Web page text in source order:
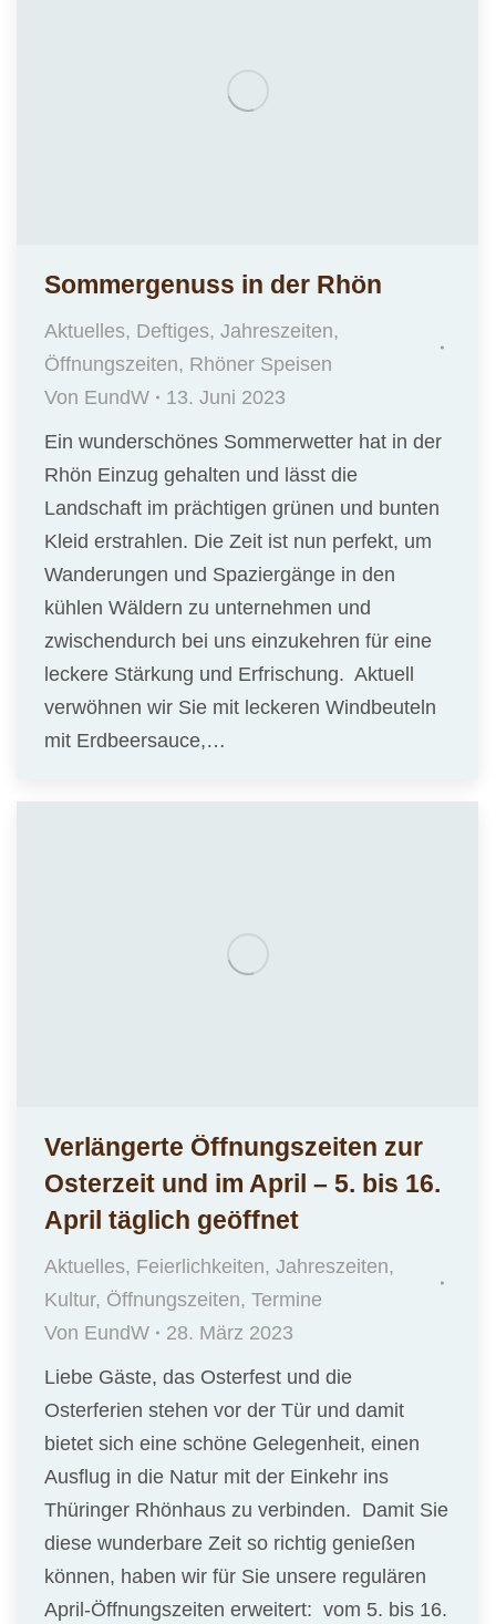
Sommergenuss in der Rhön
Aktuelles, Deftiges, Jahreszeiten,
Öffnungszeiten, Rhöner Speisen
Von EundW
13. Juni 2023
Ein wunderschönes Sommerwetter hat in der
Rhön Einzug gehalten und lässt die
Landschaft im prächtigen grünen und bunten
Kleid erstrahlen. Die Zeit ist nun perfekt, um
Wanderungen und Spaziergänge in den
kühlen Wäldern zu unternehmen und
zwischendurch bei uns einzukehren für eine
leckere Stärkung und Erfrischung. Aktuell
verwöhnen wir Sie mit leckeren Windbeuteln
mit Erdbeersauce,…
Verlängerte Öffnungszeiten zur
Osterzeit und im April – 5. bis 16.
April täglich geöffnet
Aktuelles, Feierlichkeiten, Jahreszeiten,
Kultur, Öffnungszeiten, Termine
Von EundW
28. März 2023
Liebe Gäste, das Osterfest und die
Osterferien stehen vor der Tür und damit
bietet sich eine schöne Gelegenheit, einen
Ausflug in die Natur mit der Einkehr ins
Thüringer Rhönhaus zu verbinden. Damit Sie
diese wunderbare Zeit so richtig genießen
können, haben wir für Sie unsere regulären
April-Öffnungszeiten erweitert: vom 5. bis 16.